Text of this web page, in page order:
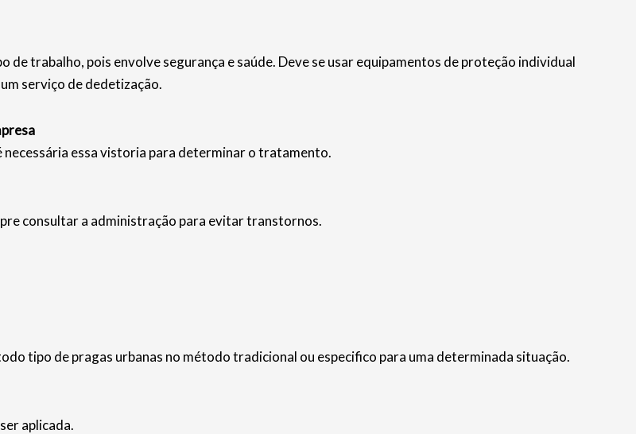
trabalho, pois envolve segurança e saúde. Deve se usar equipamentos de proteção individual
serviço de dedetização.
necessária essa vistoria para determinar o tratamento.
consultar a administração para evitar transtornos.
tipo de pragas urbanas no método tradicional ou especifico para uma determinada situação.
aplicada.